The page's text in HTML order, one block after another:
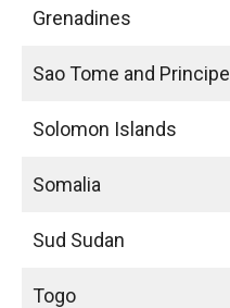
Grenadines
Sao Tome and Principe
Solomon Islands
Somalia
Sud Sudan
Togo